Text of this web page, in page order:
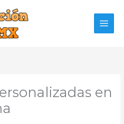
en